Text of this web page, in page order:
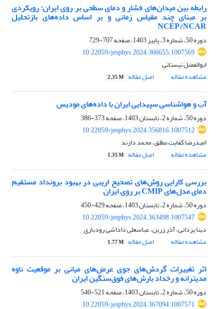
رابطه بین میدان‌های فشار و دمای سطحی بر روی ایران: رویکردی
بر مبنای چند مقیاس زمانی و بر اساس داده‌های بازتحلیل
NCEP/NCAR
دوره 50، شماره 3، پاییز 1403، صفحه
707-729
10.22059/jesphys.2024.366655.1007569
ابوالفضل نیستانی
مشاهده مقاله
اصل مقاله 2.35 M
آب و هواشناسی سپیدایی ایران با داده‌های مودیس
دوره 50، شماره 2، تابستان 1403، صفحه
373-386
10.22059/jesphys.2024.356816.1007512
امیدرضا کفایت مطلق، محمد دارند
مشاهده مقاله
اصل مقاله 1.35 M
بررسی کارایی روش‌های تصحیح اریبی در بهبود برونداد مستقیم
دمای مدل‌های CMIP بر روی ایران
دوره 50، شماره 2، تابستان 1403، صفحه
429-450
10.22059/jesphys.2024.363498.1007547
دینا یزدانی، آذر زرین، عباسعلی داداشی رودباری
مشاهده مقاله
اصل مقاله 1.77 M
اثر تغییرات گردش‌های جوی عرض‌های میانی بر موقعیت ناوه
مدیترانه و رخداد بارش‌های فوق‌سنگین ایران
دوره 50، شماره 2، تابستان 1403، صفحه
521-540
10.22059/jesphys.2024.367094.1007571